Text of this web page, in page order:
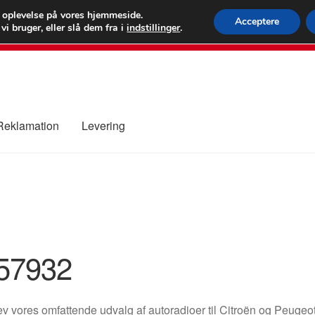
kr.
FEDEX
80 82
Levering
vores omfattende udvalg af autoradioer til Citroën og
på vores hjemmeside.
bruger, eller slå dem fra iindstillinger. Acceptere